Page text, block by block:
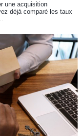
une acquisition
déjà comparé les taux